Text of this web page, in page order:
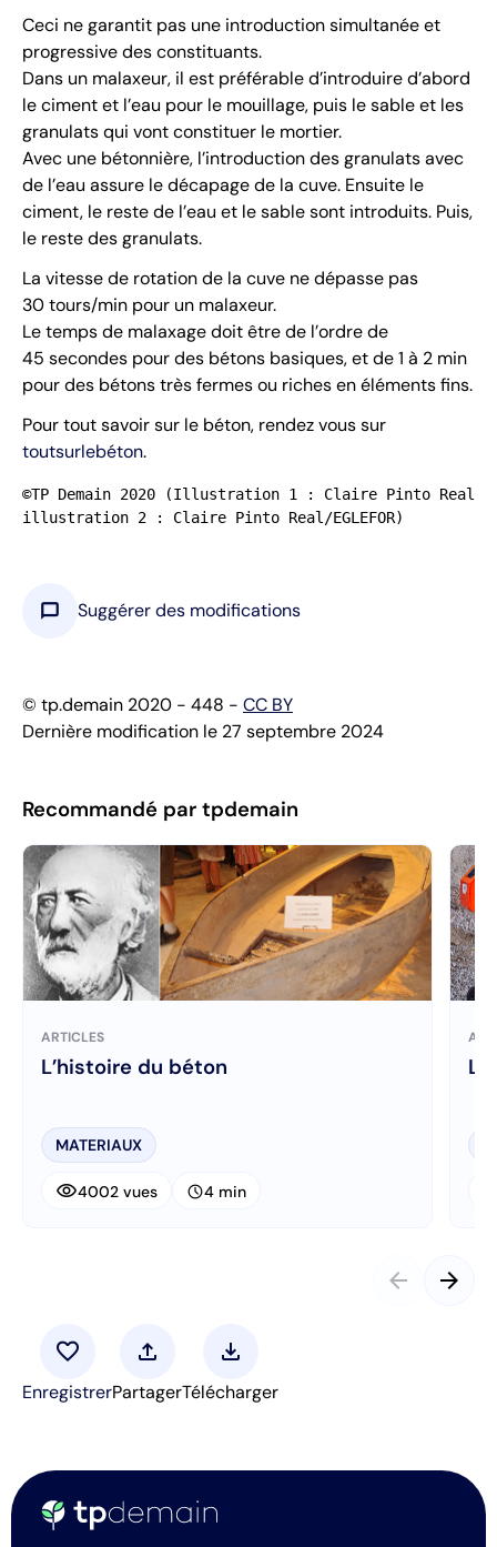
Ceci ne garantit pas une introduction simultanée et
progressive des constituants.
Dans un malaxeur, il est préférable d’introduire d’abord
le ciment et l’eau pour le mouillage, puis le sable et les
granulats qui vont constituer le mortier.
Avec une bétonnière, l’introduction des granulats avec
de l’eau assure le décapage de la cuve. Ensuite le
ciment, le reste de l’eau et le sable sont introduits. Puis,
le reste des granulats.
La vitesse de rotation de la cuve ne dépasse pas
30 tours/min pour un malaxeur.
Le temps de malaxage doit être de l’ordre de
45 secondes pour des bétons basiques, et de 1 à 2 min
pour des bétons très fermes ou riches en éléments fins.
Pour tout savoir sur le béton, rendez vous sur
toutsurlebéton.
©TP Demain 2020 (Illustration 1 : Claire Pinto Real/
illustration 2 : Claire Pinto Real/EGLEFOR)
chat_bubble Suggérer des modifications
© tp.demain 2020 - 448 - CC BY
Dernière modification le 27 septembre 2024
Recommandé par tpdemain
ARTICLES
L’histoire du béton
MATERIAUX
visibility4002 vues schedule4 min
arrow_back arrow_forward
favorite
Enregistrer
upload
Partager
download
Télécharger